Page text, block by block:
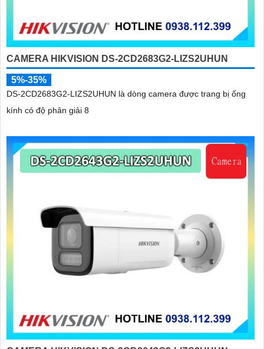
CAMERA HIKVISION DS-2CD2683G2-LIZS2UHUN
5%-35%
DS-2CD2683G2-LIZS2UHUN là dòng camera được trang bị ống
kính có độ phân giải 8